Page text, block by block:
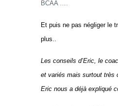
BCAA ….
Et puis ne pas négliger le
plus..
Les conseils d’Eric, le
et variés mais surtout très
Eric nous a déjà expliqué